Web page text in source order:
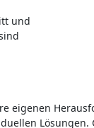
eigenen
Lösungen.